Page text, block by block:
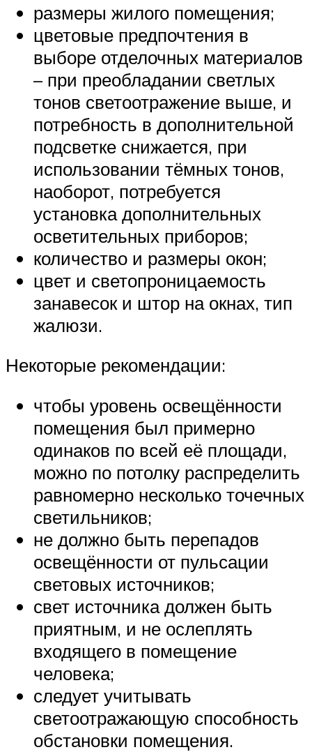
размеры жилого помещения;
цветовые предпочтения в
выборе отделочных материалов
– при преобладании светлых
тонов светоотражение выше, и
потребность в дополнительной
подсветке снижается, при
использовании тёмных тонов,
наоборот, потребуется
установка дополнительных
осветительных приборов;
количество и размеры окон;
цвет и светопроницаемость
занавесок и штор на окнах, тип
жалюзи.
Некоторые рекомендации:
чтобы уровень освещённости
помещения был примерно
одинаков по всей её площади,
можно по потолку распределить
равномерно несколько точечных
светильников;
не должно быть перепадов
освещённости от пульсации
световых источников;
свет источника должен быть
приятным, и не ослеплять
входящего в помещение
человека;
следует учитывать
светоотражающую способность
обстановки помещения.